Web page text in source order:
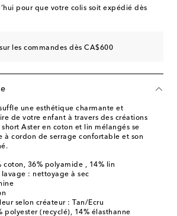
pour que votre colis soit expédié dès
les commandes dès CA$600
une esthétique charmante et
de votre enfant à travers des créations
Aster en coton et lin mélangés se
à cordon de serrage confortable et son
coton, 36% polyamide , 14% lin
lavage : nettoyage à sec
selon créateur : Tan/Ecru
polyester (recyclé), 14% élasthanne